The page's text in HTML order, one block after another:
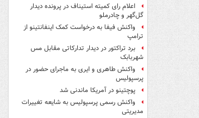
اعلام رای کمیته استیناف در پرونده دیدار
گل‌گهر و چادرملو
واکنش فیفا به درخواست کمک اینفانتینو از
ترامپ
برد تراکتور در دیدار تدارکاتی مقابل مس
شهربابک
واکنش طاهری و ایری به ماجرای حضور در
پرسپولیس
پوچتینو در آمریکا ماندنی شد
واکنش رسمی پرسپولیس به شایعه تغییرات
مدیریتی